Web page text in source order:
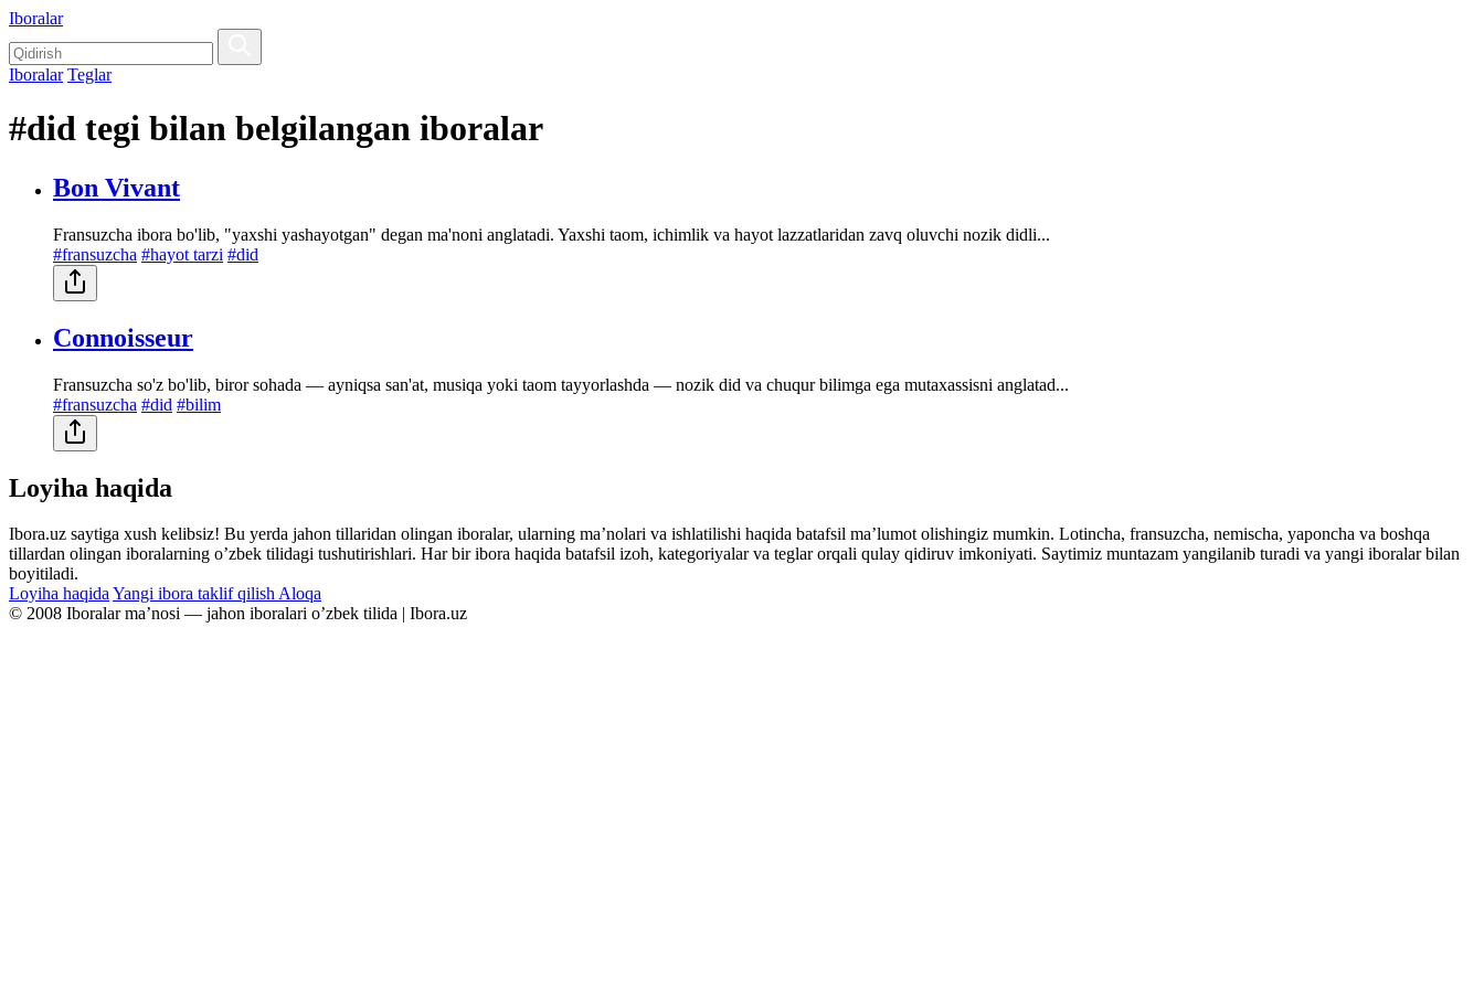
Iboralar
Iboralar Teglar
#did tegi bilan belgilangan iboralar
Bon Vivant
Fransuzcha ibora bo'lib, "yaxshi yashayotgan" degan ma'noni anglatadi. Yaxshi taom, ichimlik va hayot lazzatlaridan zavq oluvchi nozik didli...
#fransuzcha #hayot tarzi #did
Connoisseur
Fransuzcha so'z bo'lib, biror sohada — ayniqsa san'at, musiqa yoki taom tayyorlashda — nozik did va chuqur bilimga ega mutaxassisni anglatad...
#fransuzcha #did #bilim
Loyiha haqida
Ibora.uz saytiga xush kelibsiz! Bu yerda jahon tillaridan olingan iboralar, ularning maʼnolari va ishlatilishi haqida batafsil maʼlumot olishingiz mumkin. Lotincha, fransuzcha, nemischa, yaponcha va boshqa
tillardan olingan iboralarning oʼzbek tilidagi tushutirishlari. Har bir ibora haqida batafsil izoh, kategoriyalar va teglar orqali qulay qidiruv imkoniyati. Saytimiz muntazam yangilanib turadi va yangi iboralar bilan
boyitiladi.
Loyiha haqidaYangi ibora taklif qilishAloqa
© 2008 Iboralar maʼnosi — jahon iboralari oʼzbek tilida | Ibora.uz